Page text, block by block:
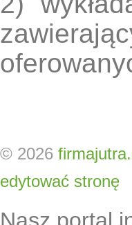
© 2026
edytować stronę